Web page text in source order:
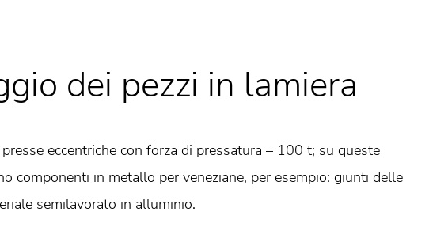
dei pezzi in lamiera
eccentriche con forza di pressatura – 100 t; su queste
componenti in metallo per veneziane, per esempio: giunti delle
semilavorato in alluminio.